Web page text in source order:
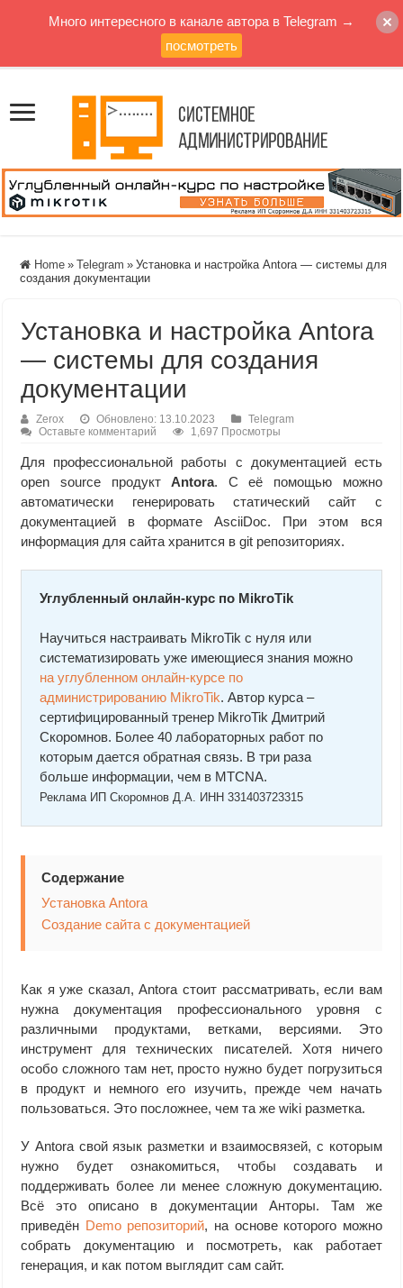
Home » Telegram » Установка и настройка Antora — системы для
создания документации
Установка и настройка Antora
— системы для создания
документации
Zerox Обновлено: 13.10.2023
Telegram
Оставьте комментарий
1,697 Просмотры
Для профессиональной работы с документацией есть
open source продуктAntora. С её помощью можно
автоматически генерировать статический сайт с
документацией в формате AsciiDoc. При этом вся
информация для сайта хранится в git репозиториях.
Углубленный онлайн-курс по MikroTik
Научиться настраивать MikroTik с нуля или
систематизировать уже имеющиеся знания можно
на углубленном онлайн-курcе по
администрированию MikroTik. Автор курcа –
сертифицированный тренер MikroTik Дмитрий
Скоромнов. Более 40 лабораторных работ по
которым дается обратная связь. В три раза
больше информации, чем в MTCNA.
Реклама ИП Скоромнов Д.А. ИНН 331403723315
Содержание
Установка Antora
Создание сайта с документацией
Как я уже сказал, Antora стоит рассматривать, если вам
нужна документация профессионального уровня с
различными продуктами, ветками, версиями. Это
инструмент для технических писателей. Хотя ничего
особо сложного там нет, просто нужно будет погрузиться
в продукт и немного его изучить, прежде чем начать
пользоваться. Это посложнее, чем та же wiki разметка.
У Antora свой язык разметки и взаимосвязей, с которым
нужно будет ознакомиться, чтобы создавать и
поддерживать более ли менее сложную документацию.
Всё это описано в документации Анторы. Там же
приведён Demo репозиторий, на основе которого можно
собрать документацию и посмотреть, как работает
генерация, и как потом выглядит сам сайт.
Много интересного в канале автора в Telegram →
посмотреть